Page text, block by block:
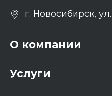
г. Новосибирск,
О компании
Услуги